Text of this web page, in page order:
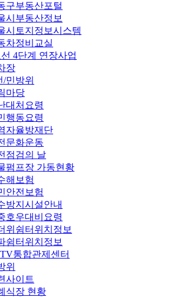
구부동산포털
시부동산정보
시토지정보시스템
차정비교실
4단계 연장사업
장
/민방위
마당
대처요령
행동요령
자율방재단
문화운동
점검의 날
펌프장 가동현황
해보험
안전보험
방지시설안내
호우대비요령
위쉼터위치정보
쉼터위치정보
통합관제센터
위
사이트
식장 현황